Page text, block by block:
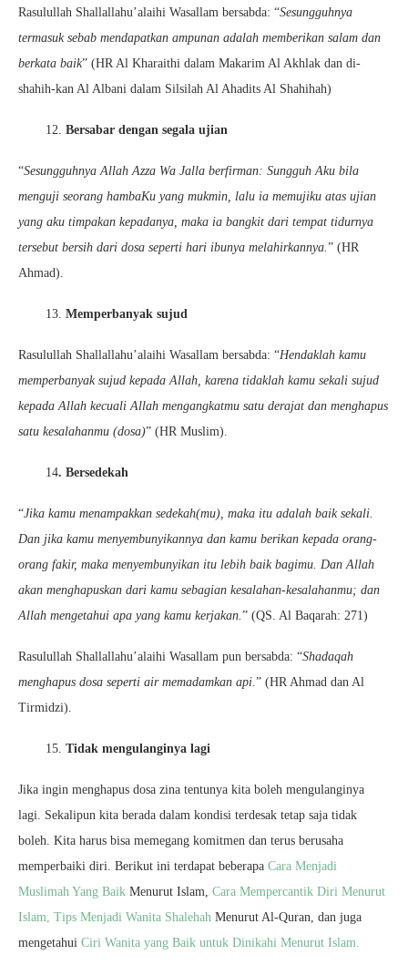
Rasulullah Shallallahu’alaihi Wasallam bersabda: “Sesungguhnya
termasuk sebab mendapatkan ampunan adalah memberikan salam dan
berkata baik” (HR Al Kharaithi dalam Makarim Al Akhlak dan di-
shahih-kan Al Albani dalam Silsilah Al Ahadits Al Shahihah)
12. Bersabar dengan segala ujian
“Sesungguhnya Allah Azza Wa Jalla berfirman: Sungguh Aku bila
menguji seorang hambaKu yang mukmin, lalu ia memujiku atas ujian
yang aku timpakan kepadanya, maka ia bangkit dari tempat tidurnya
tersebut bersih dari dosa seperti hari ibunya melahirkannya.” (HR
Ahmad).
13. Memperbanyak sujud
Rasulullah Shallallahu’alaihi Wasallam bersabda: “Hendaklah kamu
memperbanyak sujud kepada Allah, karena tidaklah kamu sekali sujud
kepada Allah kecuali Allah mengangkatmu satu derajat dan menghapus
satu kesalahanmu (dosa)” (HR Muslim).
14. Bersedekah
“Jika kamu menampakkan sedekah(mu), maka itu adalah baik sekali.
Dan jika kamu menyembunyikannya dan kamu berikan kepada orang-
orang fakir, maka menyembunyikan itu lebih baik bagimu. Dan Allah
akan menghapuskan dari kamu sebagian kesalahan-kesalahanmu; dan
Allah mengetahui apa yang kamu kerjakan.” (QS. Al Baqarah: 271)
Rasulullah Shallallahu’alaihi Wasallam pun bersabda: “Shadaqah
menghapus dosa seperti air memadamkan api.” (HR Ahmad dan Al
Tirmidzi).
15. Tidak mengulanginya lagi
Jika ingin menghapus dosa zina tentunya kita boleh mengulanginya
lagi. Sekalipun kita berada dalam kondisi terdesak tetap saja tidak
boleh. Kita harus bisa memegang komitmen dan terus berusaha
memperbaiki diri. Berikut ini terdapat beberapa Cara Menjadi
Muslimah Yang Baik Menurut Islam, Cara Mempercantik Diri Menurut
Islam, Tips Menjadi Wanita Shalehah Menurut Al-Quran, dan juga
mengetahui Ciri Wanita yang Baik untuk Dinikahi Menurut Islam.